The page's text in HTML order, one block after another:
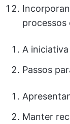
processos
A
Passos
Manter